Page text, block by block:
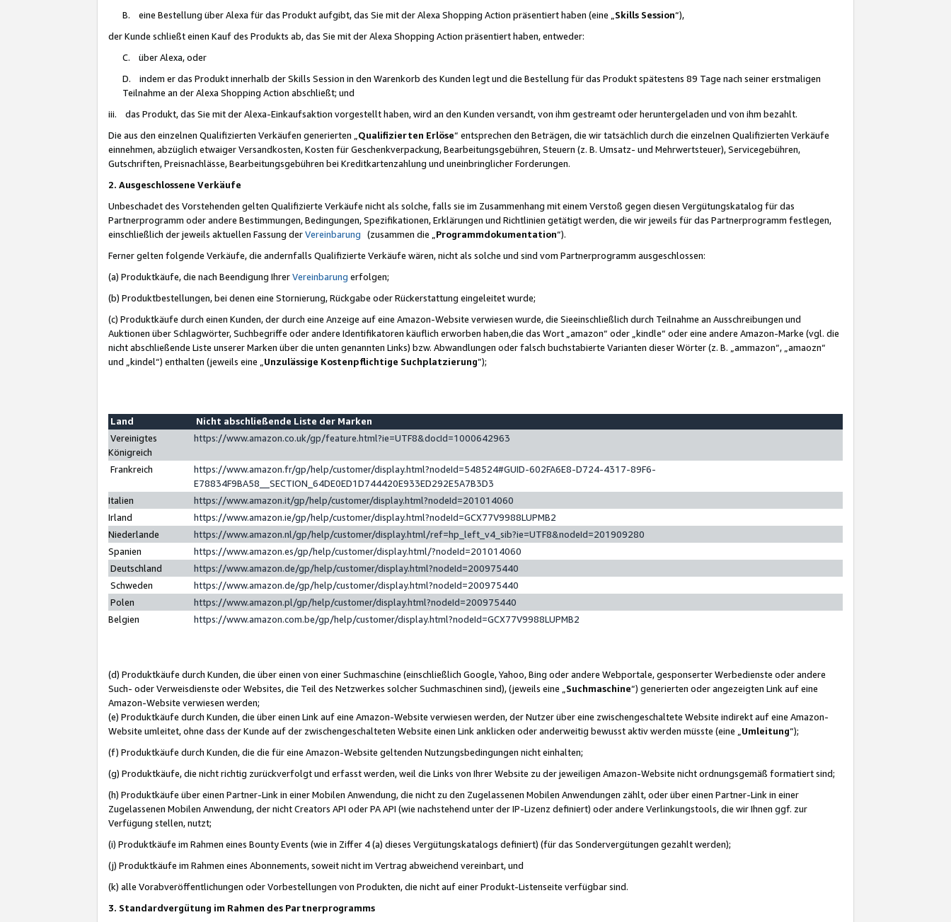
B. eine Bestellung über Alexa für das Produkt aufgibt, das Sie mit der Alexa Shopping Action präsentiert haben (eine „ Skills Session“),
der Kunde schließt einen Kauf des Produkts ab, das Sie mit der Alexa Shopping Action präsentiert haben, entweder:
C. über Alexa, oder
D. indem er das Produkt innerhalb der Skills Session in den Warenkorb des Kunden legt und die Bestellung für das Produkt spätestens 89 Tage nach seiner erstmaligen
Teilnahme an der Alexa Shopping Action abschließt; und
iii. das Produkt, das Sie mit der Alexa-Einkaufsaktion vorgestellt haben, wird an den Kunden versandt, von ihm gestreamt oder heruntergeladen und von ihm bezahlt.
Die aus den einzelnen Qualifizierten Verkäufen generierten „ Qualifizierten Erlöse“ entsprechen den Beträgen, die wir tatsächlich durch die einzelnen Qualifizierten Verkäufe
einnehmen, abzüglich etwaiger Versandkosten, Kosten für Geschenkverpackung, Bearbeitungsgebühren, Steuern (z. B. Umsatz- und Mehrwertsteuer), Servicegebühren,
Gutschriften, Preisnachlässe, Bearbeitungsgebühren bei Kreditkartenzahlung und uneinbringlicher Forderungen.
2. Ausgeschlossene Verkäufe
Unbeschadet des Vorstehenden gelten Qualifizierte Verkäufe nicht als solche, falls sie im Zusammenhang mit einem Verstoß gegen diesen Vergütungskatalog für das
Partnerprogramm oder andere Bestimmungen, Bedingungen, Spezifikationen, Erklärungen und Richtlinien getätigt werden, die wir jeweils für das Partnerprogramm festlegen,
einschließlich der jeweils aktuellen Fassung derVereinbarung (zusammen die „ Programmdokumentation“).
Ferner gelten folgende Verkäufe, die andernfalls Qualifizierte Verkäufe wären, nicht als solche und sind vom Partnerprogramm ausgeschlossen:
(a) Produktkäufe, die nach Beendigung IhrerVereinbarung erfolgen;
(b) Produktbestellungen, bei denen eine Stornierung, Rückgabe oder Rückerstattung eingeleitet wurde;
(c) Produktkäufe durch einen Kunden, der durch eine Anzeige auf eine Amazon-Website verwiesen wurde, die Sieeinschließlich durch Teilnahme an Ausschreibungen und
Auktionen über Schlagwörter, Suchbegriffe oder andere Identifikatoren käuflich erworben haben,die das Wort „amazon“ oder „kindle“ oder eine andere Amazon-Marke (vgl. die
nicht abschließende Liste unserer Marken über die unten genannten Links) bzw. Abwandlungen oder falsch buchstabierte Varianten dieser Wörter (z. B. „ammazon“, „amaozn“
und „kindel“) enthalten (jeweils eine „ Unzulässige Kostenpflichtige Suchplatzierung”);
Land
Nicht abschließende Liste der Marken
Vereinigtes
Königreich
https://www.amazon.co.uk/gp/feature.html?ie=UTF8&docId=1000642963
Frankreich
https://www.amazon.fr/gp/help/customer/display.html?nodeId=548524#GUID-602FA6E8-D724-4317-89F6-
E78834F9BA58__SECTION_64DE0ED1D744420E933ED292E5A7B3D3
Italien
https://www.amazon.it/gp/help/customer/display.html?nodeId=201014060
Irland
https://www.amazon.ie/gp/help/customer/display.html?nodeId=GCX77V9988LUPMB2
Niederlande
https://www.amazon.nl/gp/help/customer/display.html/ref=hp_left_v4_sib?ie=UTF8&nodeId=201909280
Spanien
https://www.amazon.es/gp/help/customer/display.html/?nodeId=201014060
Deutschland
https://www.amazon.de/gp/help/customer/display.html?nodeId=200975440
Schweden
https://www.amazon.de/gp/help/customer/display.html?nodeId=200975440
Polen
https://www.amazon.pl/gp/help/customer/display.html?nodeId=200975440
Belgien
https://www.amazon.com.be/gp/help/customer/display.html?nodeId=GCX77V9988LUPMB2
(d) Produktkäufe durch Kunden, die über einen von einer Suchmaschine (einschließlich Google, Yahoo, Bing oder andere Webportale, gesponserter Werbedienste oder andere
Such- oder Verweisdienste oder Websites, die Teil des Netzwerkes solcher Suchmaschinen sind), (jeweils eine „ Suchmaschine“) generierten oder angezeigten Link auf eine
Amazon-Website verwiesen werden;
(e) Produktkäufe durch Kunden, die über einen Link auf eine Amazon-Website verwiesen werden, der Nutzer über eine zwischengeschaltete Website indirekt auf eine Amazon-
Website umleitet, ohne dass der Kunde auf der zwischengeschalteten Website einen Link anklicken oder anderweitig bewusst aktiv werden müsste (eine „ Umleitung“);
(f) Produktkäufe durch Kunden, die die für eine Amazon-Website geltenden Nutzungsbedingungen nicht einhalten;
(g) Produktkäufe, die nicht richtig zurückverfolgt und erfasst werden, weil die Links von Ihrer Website zu der jeweiligen Amazon-Website nicht ordnungsgemäß formatiert sind;
(h) Produktkäufe über einen Partner-Link in einer Mobilen Anwendung, die nicht zu den Zugelassenen Mobilen Anwendungen zählt, oder über einen Partner-Link in einer
Zugelassenen Mobilen Anwendung, der nicht Creators API oder PA API (wie nachstehend unter der IP-Lizenz definiert) oder andere Verlinkungstools, die wir Ihnen ggf. zur
Verfügung stellen, nutzt;
(i) Produktkäufe im Rahmen eines Bounty Events (wie in Ziffer 4 (a) dieses Vergütungskatalogs definiert) (für das Sondervergütungen gezahlt werden);
(j) Produktkäufe im Rahmen eines Abonnements, soweit nicht im Vertrag abweichend vereinbart, und
(k) alle Vorabveröffentlichungen oder Vorbestellungen von Produkten, die nicht auf einer Produkt-Listenseite verfügbar sind.
3. Standardvergütung im Rahmen des Partnerprogramms